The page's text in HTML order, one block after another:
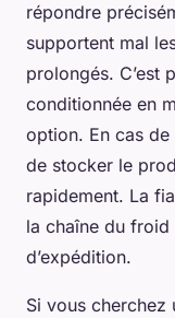
répondre
supportent mal
prolongés. C’est
conditionnée en
option. En cas
de stocker le
rapidement. La
la chaîne du
d’expédition.
Si vous cherchez